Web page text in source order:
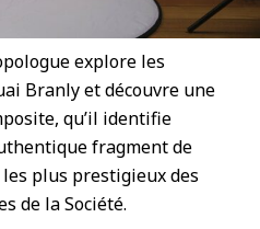
explore les
Branly et découvre une
qu’il identifie
fragment de
les plus prestigieux des
de la Société.